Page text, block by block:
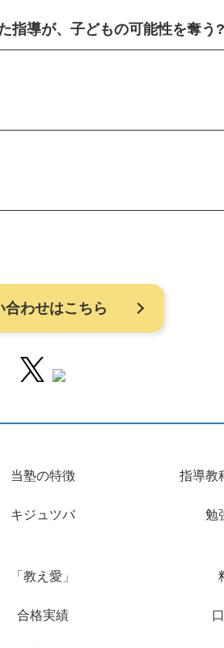
指導が、子どもの可能性を奪う?
合わせはこちら
当塾の特徴 指導教
キジュツバ 勉
「教え愛」
合格実績